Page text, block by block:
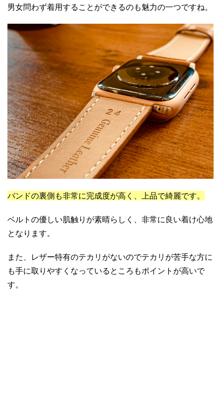
男女問わず着用することができるのも魅力の一つですね。
バンドの裏側も非常に完成度が高く、上品で綺麗です。
ベルトの優しい肌触りが素晴らしく、非常に良い着け心地
となります。
また、レザー特有のテカリがないのでテカリが苦手な方に
も手に取りやすくなっているところもポイントが高いで
す。